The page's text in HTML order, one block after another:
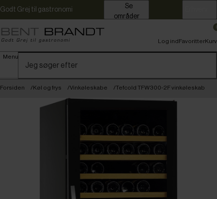
Godt Grej til gastronomi
områder
Menu
Log indFavoritterKurv
Forsiden Køl og frys Vinkøleskabe Tefcold TFW300-2F vinkøleskab